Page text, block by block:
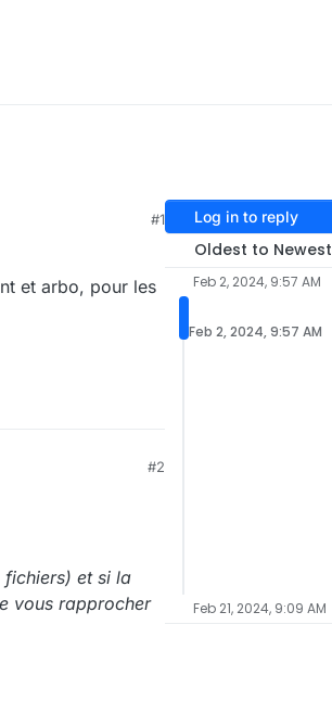
#1
et arbo, pour les
#2
fichiers) et si la
vous rapprocher
Log in to reply
Oldest to Newest
Feb 2, 2024, 9:57 AM
Feb 2, 2024, 9:57 AM
Feb 21, 2024, 9:09 AM